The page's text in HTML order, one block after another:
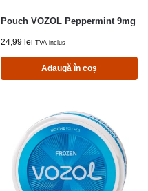
Pouch VOZOL Peppermint 9mg
24,99 lei TVA inclus
Adaugă în coș